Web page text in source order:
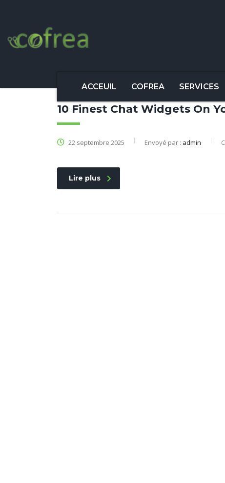
ACCEUIL COFREA SERVICES
10 Finest Chat Widgets On
22 septembre 2025 Envoyé par : admin
Lire plus